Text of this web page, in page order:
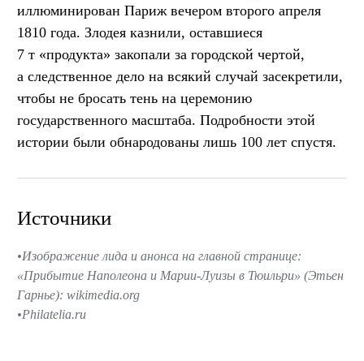
иллюминирован Париж вечером второго апреля
1810 года. Злодея казнили, оставшиеся
7 т «продукта» закопали за городской чертой,
а следственное дело на всякий случай засекретили,
чтобы не бросать тень на церемонию
государственного масштаба. Подробности этой
истории были обнародованы лишь 100 лет спустя.
Источники
Изображение лида и анонса на главной странице:
«Прибытие Наполеона и Марии-Луизы в Тюильри» (Этьен
Гарнье): wikimedia.org
Philatelia.ru